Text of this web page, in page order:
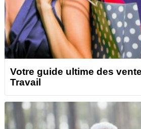
Votre guide ultime des
Travail